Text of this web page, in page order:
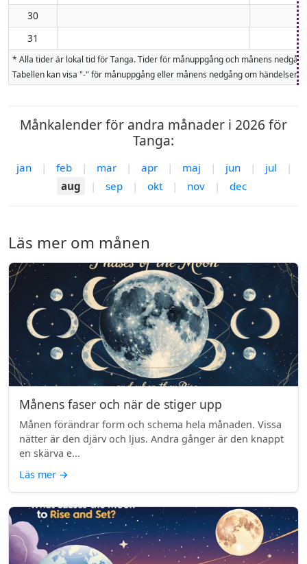
30
31
* Alla tider är lokal tid för Tanga. Tider för månuppgång och månens
Tabellen kan visa "-" för månuppgång eller månens nedgång om
Månkalender för andra månader i 2026 för
Tanga:
jan | feb | mar | apr | maj | jun | jul
|
aug
| sep | okt | nov | dec
Läs mer om månen
Månens faser och när de stiger upp
Månen förändrar form och schema hela månaden. Vissa
nätter är den djärv och ljus. Andra gånger är den knappt
en skärva e...
Läs mer →